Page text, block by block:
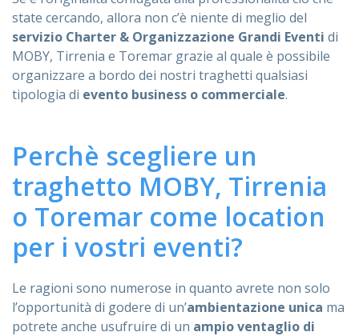
state cercando, allora non c’è niente di meglio del
servizio Charter & Organizzazione Grandi Eventi di
MOBY, Tirrenia e Toremar grazie al quale è possibile
organizzare a bordo dei nostri traghetti qualsiasi
tipologia di evento business o commerciale.
Perchè scegliere un
traghetto MOBY, Tirrenia
o Toremar come location
per i vostri eventi?
Le ragioni sono numerose in quanto avrete non solo
l’opportunità di godere di un’ambientazione unica ma
potrete anche usufruire di un ampio ventaglio di